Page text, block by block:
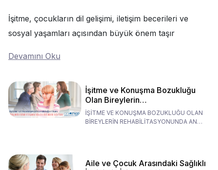
İşitme, çocukların dil gelişimi, iletişim becerileri ve
sosyal yaşamları açısından büyük önem taşır
Devamını Oku
İşitme ve Konuşma Bozukluğu
Olan Bireylerin
Rehabilitasyonunda Ana
Babaların Tutumları
İŞİTME VE KONUŞMA BOZUKLUĞU OLAN
BİREYLERİN REHABİLİTASYONUNDA ANA
Aile ve Çocuk Arasındaki Sağlıklı